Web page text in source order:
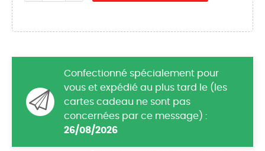
Confectionné spécialement pour
vous et expédié au plus tard le (les
cartes cadeau ne sont pas
concernées par ce message) :
26/08/2026